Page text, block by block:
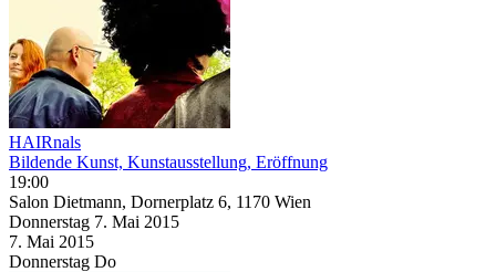
HAIRnals
Bildende Kunst, Kunstausstellung, Eröffnung
19:00
Salon Dietmann, Dornerplatz 6, 1170 Wien
Donnerstag 7. Mai 2015
7. Mai 2015
Donnerstag Do